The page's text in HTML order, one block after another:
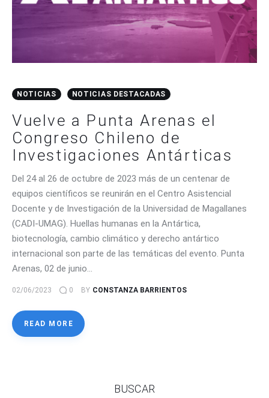
NOTICIAS NOTICIAS DESTACADAS
Vuelve a Punta Arenas el
Congreso Chileno de
Investigaciones Antárticas
Del 24 al 26 de octubre de 2023 más de un centenar de
equipos científicos se reunirán en el Centro Asistencial
Docente y de Investigación de la Universidad de Magallanes
(CADI-UMAG). Huellas humanas en la Antártica,
biotecnología, cambio climático y derecho antártico
internacional son parte de las temáticas del evento. Punta
Arenas, 02 de junio…
02/06/2023 0 BY CONSTANZA BARRIENTOS
READ MORE
BUSCAR